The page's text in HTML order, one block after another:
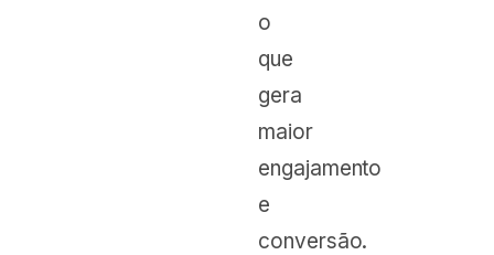
o
que
gera
maior
engajamento
e
conversão.